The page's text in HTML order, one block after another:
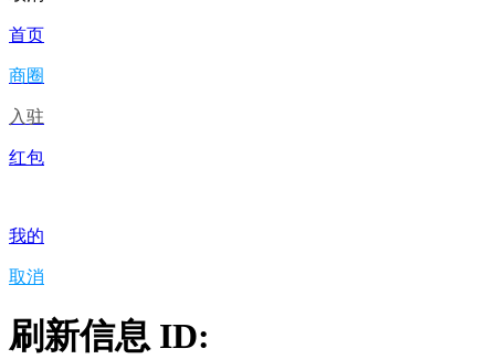
首页
商圈
入驻
红包
我的
取消
刷新信息 ID: